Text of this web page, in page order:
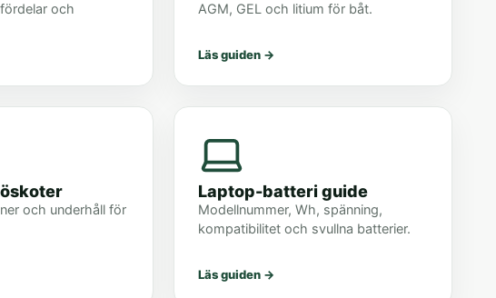
och
AGM, GEL och litium för båt.
Läs guiden →
och underhåll för
Laptop-batteri guide
Modellnummer, Wh, spänning,
kompatibilitet och svullna batterier.
Läs guiden →